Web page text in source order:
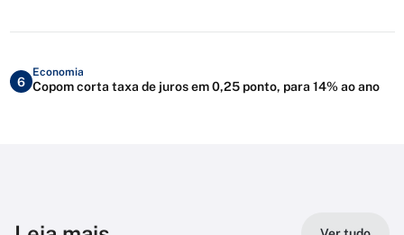
6
Economia
Copom corta taxa de juros em 0,25 ponto, para 14% ao ano